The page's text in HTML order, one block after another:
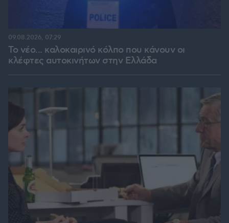
Το νέο... καλοκαιρινό κόλπο που κάνουν οι
κλέφτες αυτοκινήτων στην Ελλάδα
09.08.2026, 07:29